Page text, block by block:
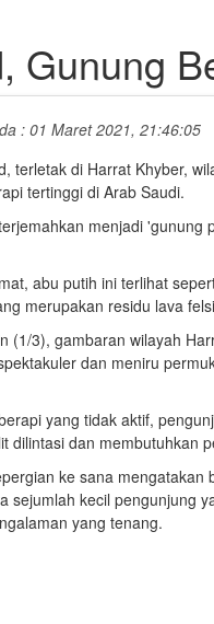
Gunung
: 01 Maret 2021, 21:46:05
terletak di Harrat Khyber,
tertinggi di Arab Saudi.
menjadi
abu putih ini terlihat
merupakan residu lava
(1/3), gambaran wilayah
dan meniru
yang tidak aktif,
dilintasi dan membutuhkan
ke sana
sejumlah kecil pengunjung
yang tenang.